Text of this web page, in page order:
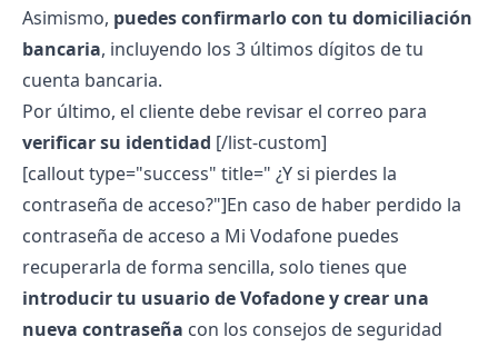
Asimismo, puedes confirmarlo con tu domiciliación
bancaria, incluyendo los 3 últimos dígitos de tu
cuenta bancaria.
Por último, el cliente debe revisar el correo para
verificar su identidad [/list-custom]
[callout type="success" title=" ¿Y si pierdes la
contraseña de acceso?"]En caso de haber perdido la
contraseña de acceso a Mi Vodafone puedes
recuperarla de forma sencilla, solo tienes que
introducir tu usuario de Vofadone y crear una
nueva contraseña con los consejos de seguridad